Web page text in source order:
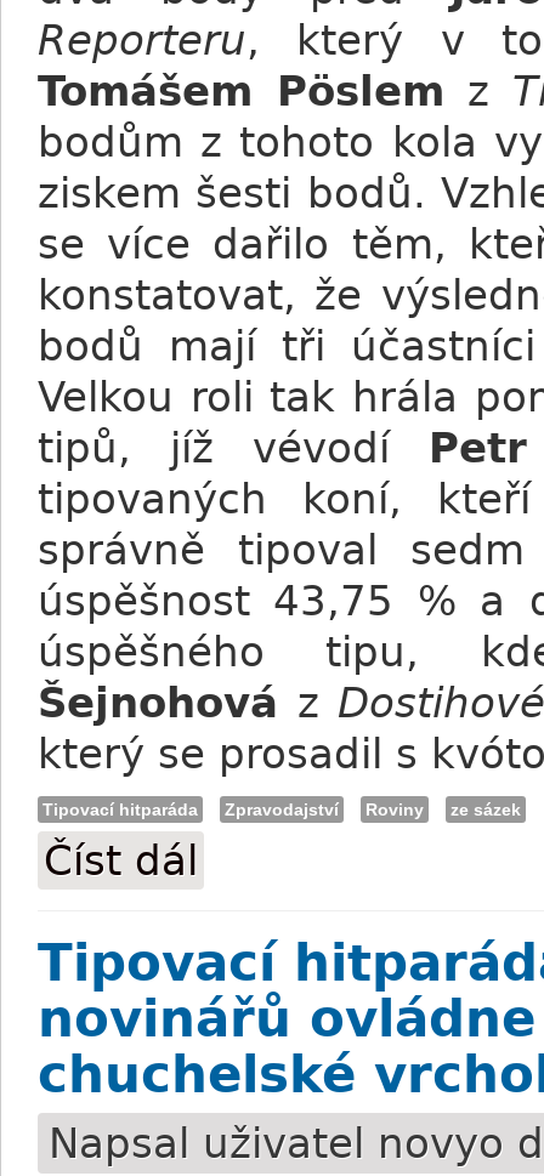
Reporteru, který v
Tomášem Pöslem z
bodům z tohoto kola
ziskem šesti bodů.
se více dařilo těm,
konstatovat, že
bodů mají tři
Velkou roli tak hrála
tipů, jíž vévodí
tipovaných koní,
správně tipoval
úspěšnost 43,75 % a
úspěšného tipu,
Šejnohová z
který se prosadil s
Tipovací hitparáda Zpravodajství Roviny ze sázek
Číst dál
Tipovací
novinářů
chuchelské
Napsal uživatel novyo